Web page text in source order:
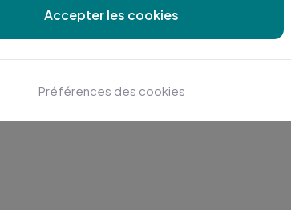
Accepter les cookies
Préférences des cookies